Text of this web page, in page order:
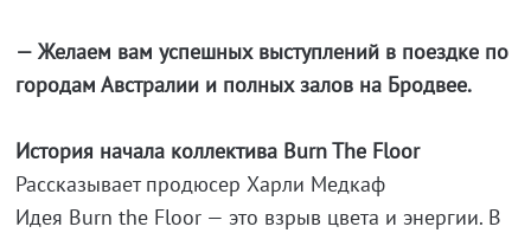
— Желаем вам успешных выступлений в поездке по
городам Австралии и полных залов на Бродвее.
История начала коллектива Burn The Floor
Рассказывает продюсер Харли Медкаф
Идея Burn the Floor — это взрыв цвета и энергии. В